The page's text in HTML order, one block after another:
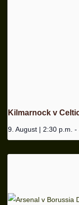
Kilmarnock v
9. August | 2:30 p.m. -